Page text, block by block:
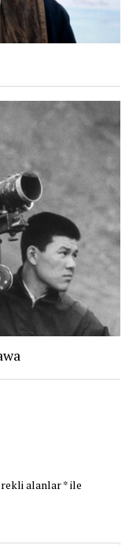
alanlar*ile